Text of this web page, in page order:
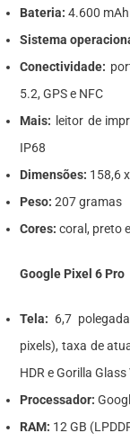
Bateria: 4.600
Sistema
Conectividade:
5.2, GPS e NFC
Mais: leitor de
IP68
Dimensões: 158,6
Peso: 207 gramas
Cores: coral, preto
Google Pixel 6 Pro
Tela: 6,7
pixels), taxa de
HDR e Gorilla
Processador:
RAM: 12 GB